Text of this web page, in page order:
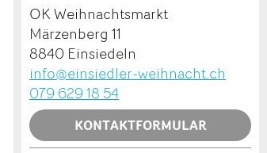
06.12.2026
11:00 - 19:30 Uhr
OK Weihnachtsmarkt
Märzenberg 11
8840 Einsiedeln
info@einsiedler-weihnacht.ch
079 629 18 54
KONTAKTFORMULAR